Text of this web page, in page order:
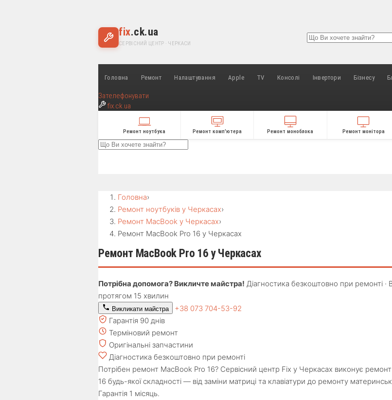
fix.ck.ua
СЕРВІСНИЙ ЦЕНТР · ЧЕРКАСИ
Головна Ремонт Налаштування Apple TV Консолі Інвертори Бізнесу
Зателефонувати
fix.ck.ua
Ремонт ноутбука Ремонт комп'ютера Ремонт моноблока Ремонт монітора
Головна›
Ремонт ноутбуків у Черкасах›
Ремонт MacBook у Черкасах›
Ремонт MacBook Pro 16 у Черкасах
Ремонт MacBook Pro 16 у Черкасах
Потрібна допомога? Викличте майстра! Діагностика безкоштовно при ремонті ·
протягом 15 хвилин
Викликати майстра
+38 073 704-53-92
Гарантія 90 днів
Терміновий ремонт
Оригінальні запчастини
Діагностика безкоштовно при ремонті
Потрібен ремонт MacBook Pro 16? Сервісний центр Fix у Черкасах виконує
16 будь-якої складності — від заміни матриці та клавіатури до ремонту
Гарантія 1 місяць.